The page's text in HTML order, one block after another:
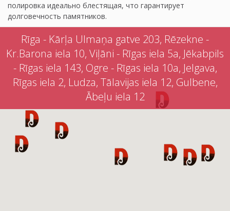
полировка идеально блестящая, что гарантирует
долговечность памятников.
Rīga - Kārļa Ulmaņa gatve 203, Rēzekne -
Kr.Barona iela 10, Viļāni - Rīgas iela 5a, Jēkabpils
- Rīgas iela 143, Ogre - Rīgas iela 10a, Jelgava,
Rīgas iela 2, Ludza, Tālavijas iela 12, Gulbene,
Ābeļu iela 12